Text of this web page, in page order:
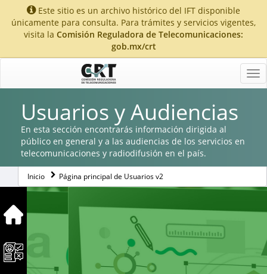
Este sitio es un archivo histórico del IFT disponible
únicamente para consulta. Para trámites y servicios vigentes,
visita la Comisión Reguladora de Telecomunicaciones:
gob.mx/crt
Usuarios y Audiencias
En esta sección encontrarás información dirigida al
público en general y a las audiencias de los servicios en
telecomunicaciones y radiodifusión en el país.
Inicio Página principal de Usuarios v2